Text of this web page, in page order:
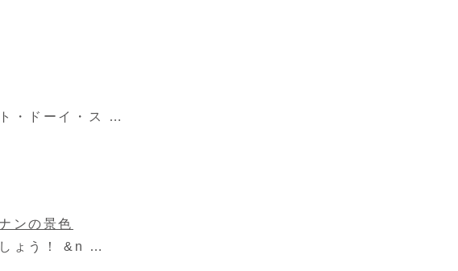
・ドーイ・ス …
ンの景色
ょう！ &n …